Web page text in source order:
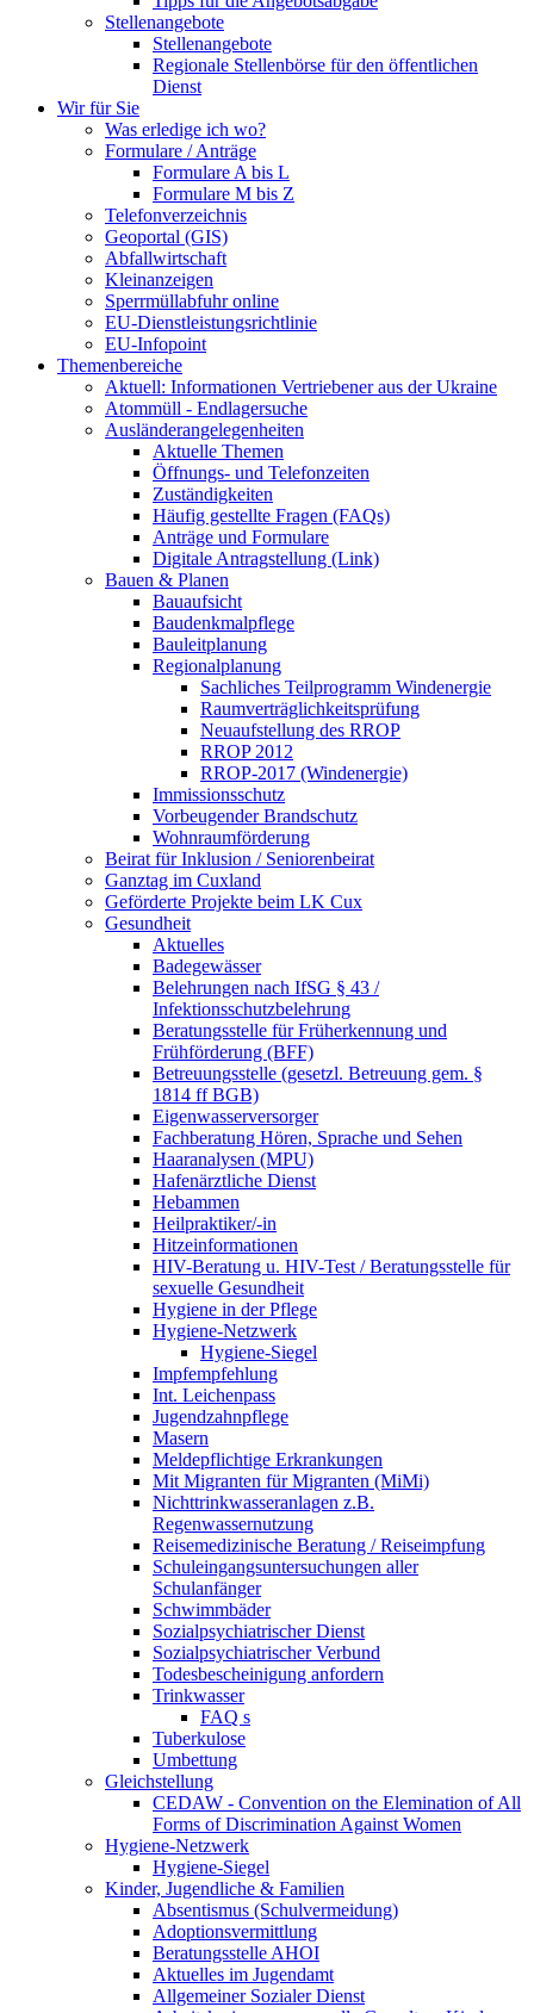
Stellenangebote
Stellenangebote
Regionale Stellenbörse für den öffentlichen
Dienst
Wir für Sie
Was erledige ich wo?
Formulare / Anträge
Formulare A bis L
Formulare M bis Z
Telefonverzeichnis
Geoportal (GIS)
Abfallwirtschaft
Kleinanzeigen
Sperrmüllabfuhr online
EU-Dienstleistungsrichtlinie
EU-Infopoint
Themenbereiche
Aktuell: Informationen Vertriebener aus der Ukraine
Atommüll - Endlagersuche
Ausländerangelegenheiten
Aktuelle Themen
Öffnungs- und Telefonzeiten
Zuständigkeiten
Häufig gestellte Fragen (FAQs)
Anträge und Formulare
Digitale Antragstellung (Link)
Bauen & Planen
Bauaufsicht
Baudenkmalpflege
Bauleitplanung
Regionalplanung
Sachliches Teilprogramm Windenergie
Raumverträglichkeitsprüfung
Neuaufstellung des RROP
RROP 2012
RROP-2017 (Windenergie)
Immissionsschutz
Vorbeugender Brandschutz
Wohnraumförderung
Beirat für Inklusion / Seniorenbeirat
Ganztag im Cuxland
Geförderte Projekte beim LK Cux
Gesundheit
Aktuelles
Badegewässer
Belehrungen nach IfSG § 43 /
Infektionsschutzbelehrung
Beratungsstelle für Früherkennung und
Frühförderung (BFF)
Betreuungsstelle (gesetzl. Betreuung gem. §
1814 ff BGB)
Eigenwasserversorger
Fachberatung Hören, Sprache und Sehen
Haaranalysen (MPU)
Hafenärztliche Dienst
Hebammen
Heilpraktiker/-in
Hitzeinformationen
HIV-Beratung u. HIV-Test / Beratungsstelle für
sexuelle Gesundheit
Hygiene in der Pflege
Hygiene-Netzwerk
Hygiene-Siegel
Impfempfehlung
Int. Leichenpass
Jugendzahnpflege
Masern
Meldepflichtige Erkrankungen
Mit Migranten für Migranten (MiMi)
Nichttrinkwasseranlagen z.B.
Regenwassernutzung
Reisemedizinische Beratung / Reiseimpfung
Schuleingangsuntersuchungen aller
Schulanfänger
Schwimmbäder
Sozialpsychiatrischer Dienst
Sozialpsychiatrischer Verbund
Todesbescheinigung anfordern
Trinkwasser
FAQ s
Tuberkulose
Umbettung
Gleichstellung
CEDAW - Convention on the Elemination of All
Forms of Discrimination Against Women
Hygiene-Netzwerk
Hygiene-Siegel
Kinder, Jugendliche & Familien
Absentismus (Schulvermeidung)
Adoptionsvermittlung
Beratungsstelle AHOI
Aktuelles im Jugendamt
Allgemeiner Sozialer Dienst